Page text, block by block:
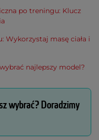
po treningu: Klucz
Wykorzystaj masę ciała i
najlepszy model?
wybrać? Doradzimy